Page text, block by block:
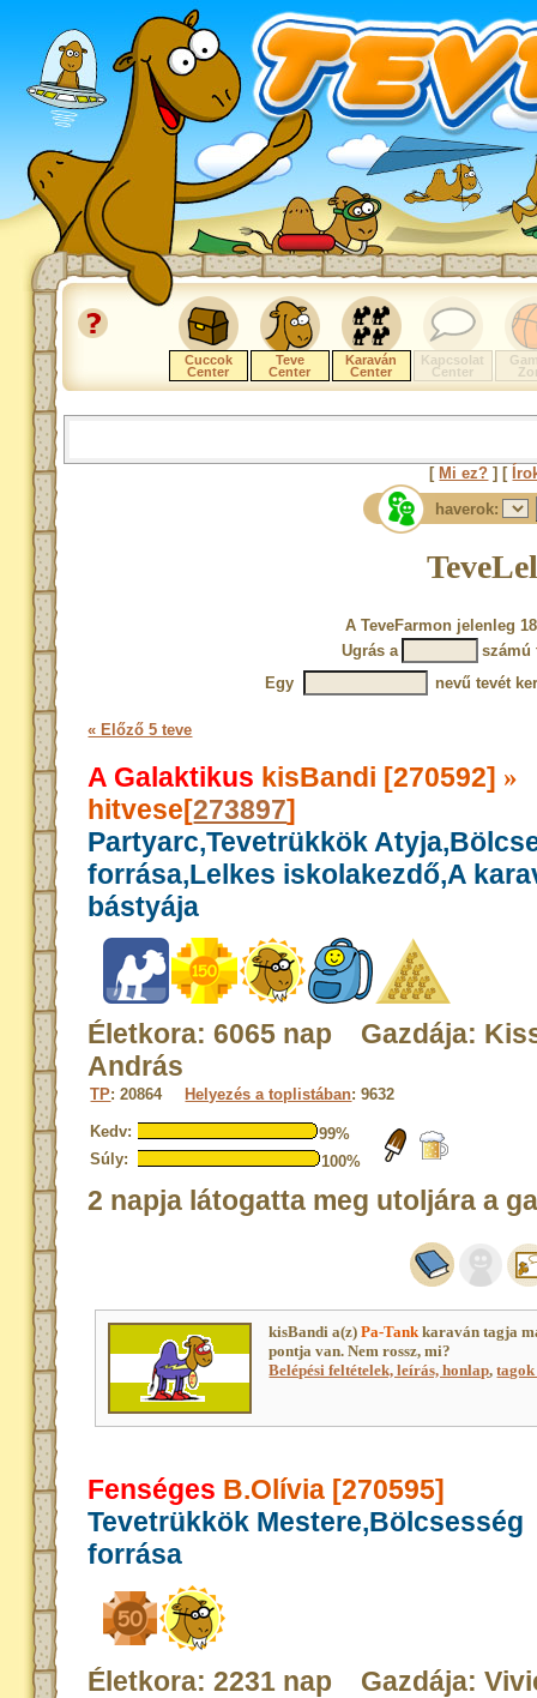
Cuccok
Center
Teve
Center
Karaván
Center
Kapcsolat
Center
[ Mi ez? ] [
haverok:
A TeveFarmon jelenleg
Ugrás a
számú
Egy
nevű tevét
« Előző 5 teve
A Galaktikus kisBandi [270592] »
hitvese[273897]
Partyarc,Tevetrükkök
forrása,Lelkes iskolakezdő,A
bástyája
Életkora: 6065 nap Gazdája:
András
TP: 20864 Helyezés a toplistában: 9632
Kedv:
99%
Súly:
100%
2 napja látogatta meg utoljára a
kisBandi a(z)Pa-Tankkaraván tagja
pontja van. Nem rossz, mi?
Belépési feltételek, leírás, honlap,
Fenséges B.Olívia [270595]
Tevetrükkök Mestere,Bölcsesség
forrása
Életkora: 2231 nap Gazdája: